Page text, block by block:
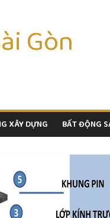
Gòn
XÂY DỰNG BẤT ĐỘNG